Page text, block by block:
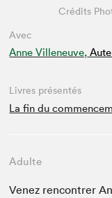
Avec
Anne Villeneuve,
Crédits
Livres présentés
La fin du
Adulte
Venez ren­con­tr­er